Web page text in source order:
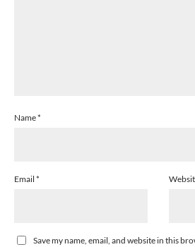
Name*
Email *
Save my name, email, and website in this